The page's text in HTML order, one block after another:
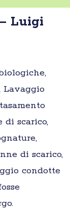
Luigi
Lavaggio
di scarico,
di scarico,
condotte